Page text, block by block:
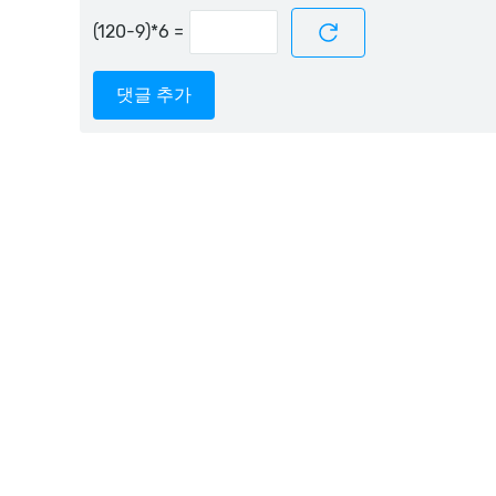
=
댓글 추가